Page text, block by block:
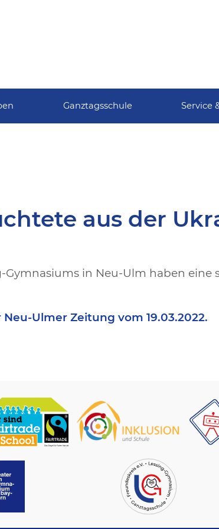
Ganztagsschule Service
aus der
in Neu-Ulm haben eine
Ulmer Zeitung vom 19.03.2022.